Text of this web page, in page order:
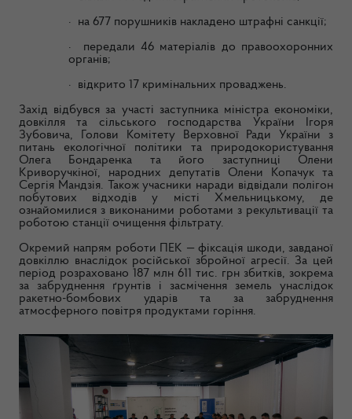
·
на 677 порушників накладено штрафні санкції;
·
передали 46 матеріалів до правоохоронних
органів;
·
відкрито 17 кримінальних проваджень.
Захід відбувся за участі заступника міністра економіки,
довкілля та сільського господарства України Ігоря
Зубовича, Голови Комітету Верховної Ради України з
питань екологічної політики та природокористування
Олега Бондаренка та його заступниці Олени
Криворучкіної, народних депутатів Олени Копачук та
Сергія Мандзія. Також учасники наради відвідали полігон
побутових відходів у місті Хмельницькому, де
ознайомилися з виконаними роботами з рекультивації та
роботою станції очищення фільтрату.
Окремий напрям роботи ПЕК — фіксація шкоди, завданої
довкіллю внаслідок російської збройної агресії. За цей
період розраховано 187 млн 611 тис. грн збитків, зокрема
за забруднення ґрунтів і засмічення земель унаслідок
ракетно-бомбових ударів та за забруднення
атмосферного повітря продуктами горіння.